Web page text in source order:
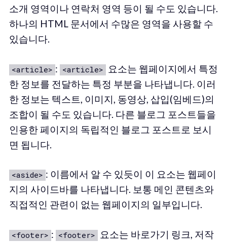
소개 영역이나 연락처 영역 등이 될 수도 있습니다.
하나의 HTML 문서에서 수많은 영역을 사용할 수
있습니다.
<article> : <article>
요소는 웹페이지에서 특정
한 정보를 전달하는 특정 부분을 나타냅니다. 이러
한 정보는 텍스트, 이미지, 동영상, 삽입(임베드)의
조합이 될 수도 있습니다. 다른 블로그 포스트들을
인용한 페이지의 독립적인 블로그 포스트로 보시
면 됩니다.
<aside> : 이름에서 알 수 있듯이 이 요소는 웹페이
지의 사이드바를 나타냅니다. 보통 메인 콘텐츠와
직접적인 관련이 없는 웹페이지의 일부입니다.
<footer> : <footer>
요소는 바로가기 링크, 저작